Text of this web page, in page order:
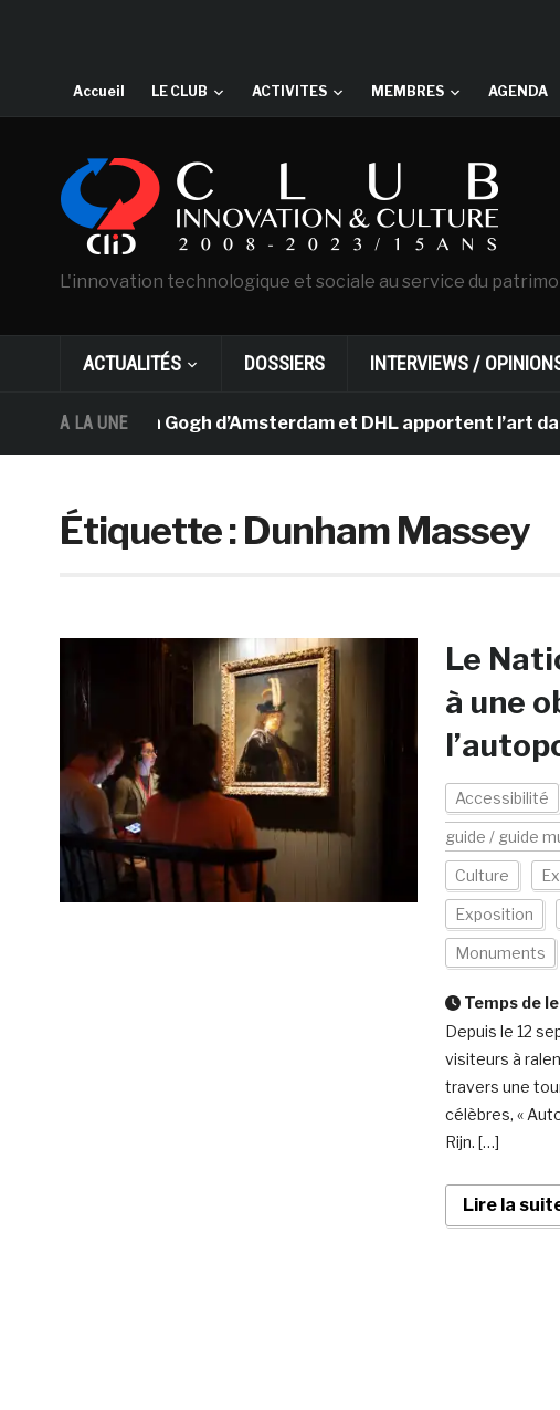
Accueil LE CLUB ACTIVITES MEMBRES AGENDA
L'innovation technologique et sociale au service du
ACTUALITÉS DOSSIERS INTERVIEWS /
A LA UNE
musée Van Gogh d’Amsterdam et DHL apportent l’art dans
Étiquette :Dunham Massey
Le
à une
Accessibilité
guide / guide
Culture
Exposition
Monuments
Temps de
Depuis le 12
visiteurs à
travers une
célèbres, «
Rijn. […]
Lire la